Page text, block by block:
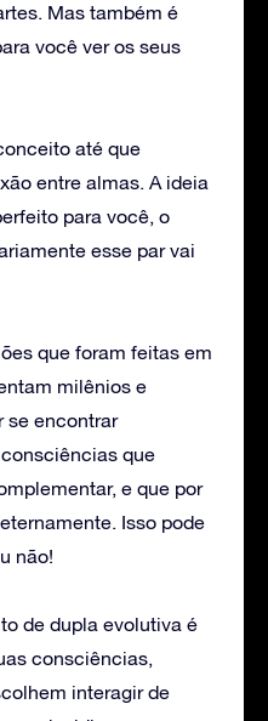
Mas também é
você ver os seus
até que
entre almas. A ideia
para você, o
esse par vai
que foram feitas em
milênios e
se encontrar
que
e que por
Isso pode
não!
de dupla evolutiva é
consciências,
interagir de